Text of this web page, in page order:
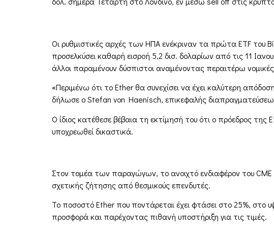
Οι ρυθμιστικές αρχές των ΗΠΑ ενέκριναν τα πρώτα ETF του
προσελκύσει καθαρή εισροή 5,2 δισ. δολαρίων από τις 11
άλλοι παραμένουν δύσπιστοι αναμένοντας περαιτέρω
«Περιμένω ότι το Ether θα συνεχίσει να έχει καλύτερη
δήλωσε ο Stefan von Haenisch, επικεφαλής
Ο ίδιος κατέθεσε βέβαια τη εκτίμησή του ότι ο πρόεδρος
υποχρεωθεί δικαστικά.
Στον τομέα των παραγώγων, το ανοιχτό ενδιαφέρον του CME
σχετικής ζήτησης από θεσμικούς επενδυτές.
Το ποσοστό Ether που ποντάρεται έχει φτάσει στο 25%,
προσφορά και παρέχοντας πιθανή υποστήριξη για τις τιμές.